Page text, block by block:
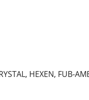
HEXEN, FUB-